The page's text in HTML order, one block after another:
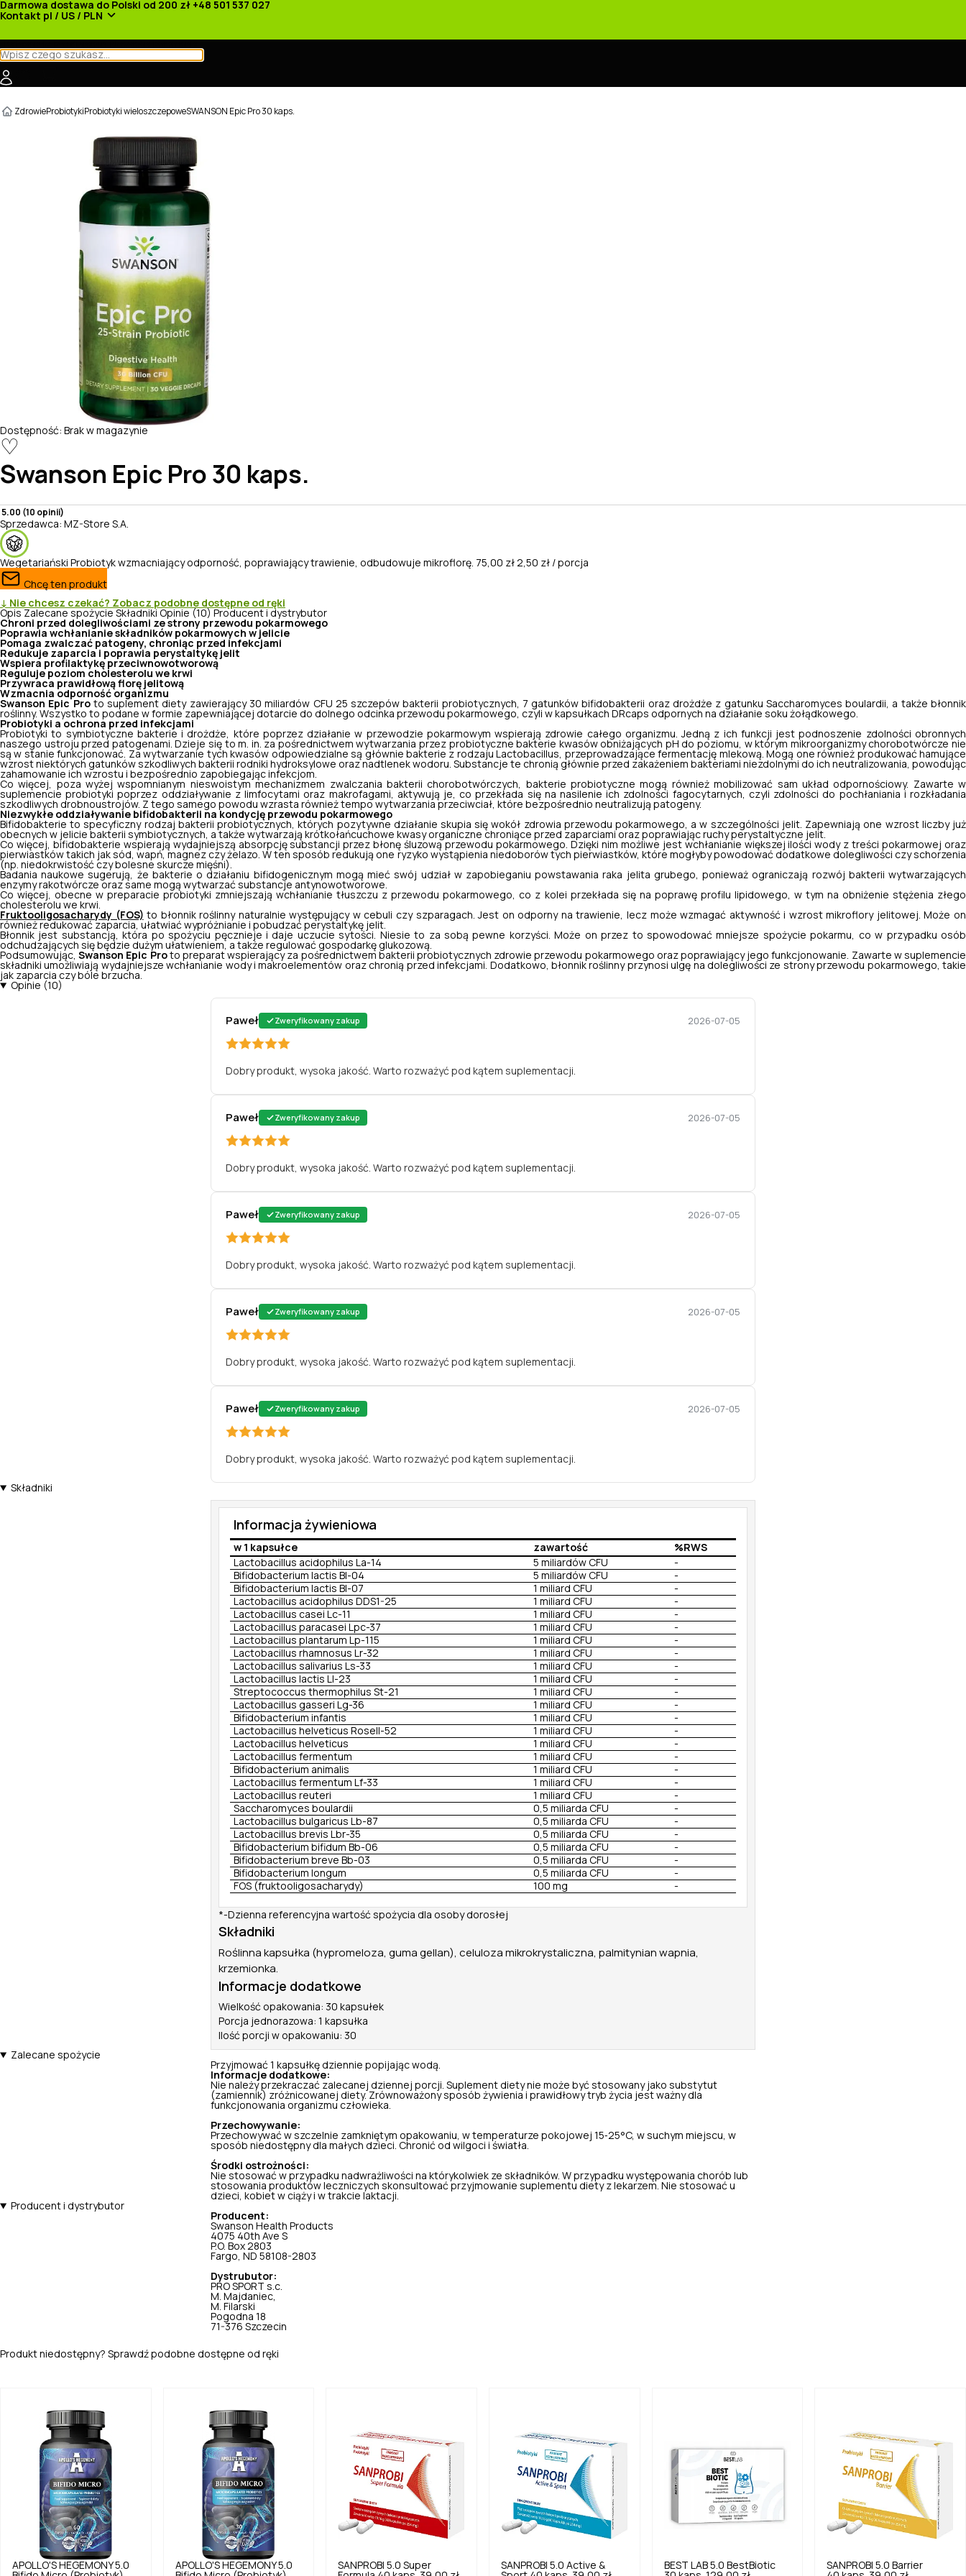
Darmowa dostawa do Polski od 200 zł +48 501 537 027
Kontakt pl / US / PLN
ZdrowieProbiotykiProbiotyki wieloszczepoweSWANSON Epic Pro 30 kaps.
Dostępność: Brak w magazynie
♡
Swanson Epic Pro 30 kaps.
5.00 (10 opinii)
Sprzedawca: MZ-Store S.A.
Wegetariański Probiotyk wzmacniający odporność, poprawiający trawienie, odbudowuje mikroflorę. 75,00 zł 2,50 zł / porcja
Chcę ten produkt
↓ Nie chcesz czekać? Zobacz podobne dostępne od ręki
Opis Zalecane spożycie Składniki Opinie (10) Producent i dystrybutor
Chroni przed dolegliwościami ze strony przewodu pokarmowego
Poprawia wchłanianie składników pokarmowych w jelicie
Pomaga zwalczać patogeny, chroniąc przed infekcjami
Redukuje zaparcia i poprawia perystaltykę jelit
Wspiera profilaktykę przeciwnowotworową
Reguluje poziom cholesterolu we krwi
Przywraca prawidłową florę jelitową
Wzmacnia odporność organizmu
Swanson Epic Proto suplement diety zawierający 30 miliardów CFU 25 szczepów bakterii probiotycznych, 7 gatunków bifidobakterii oraz drożdże z gatunku Saccharomyces boulardii , a także błonnik
roślinny. Wszystko to podane w formie zapewniającej dotarcie do dolnego odcinka przewodu pokarmowego, czyli w kapsułkach DRcaps odpornych na działanie soku żołądkowego.
Probiotyki a ochrona przed infekcjami
Probiotyki to symbiotyczne bakterie i drożdże, które poprzez działanie w przewodzie pokarmowym wspierają zdrowie całego organizmu. Jedną z ich funkcji jest podnoszenie zdolności obronnych
naszego ustroju przed patogenami. Dzieje się to m. in. za pośrednictwem wytwarzania przez probiotyczne bakterie kwasów obniżających pH do poziomu, w którym mikroorganizmy chorobotwórcze nie
są w stanie funkcjonować. Za wytwarzanie tych kwasów odpowiedzialne są głównie bakterie z rodzaju
Lactobacillus , przeprowadzające fermentację mlekową. Mogą one również produkować hamujące
wzrost niektórych gatunków szkodliwych bakterii rodniki hydroksylowe oraz nadtlenek wodoru. Substancje te chronią głównie przed zakażeniem bakteriami niezdolnymi do ich neutralizowania, powodując
zahamowanie ich wzrostu i bezpośrednio zapobiegając infekcjom.
Co więcej, poza wyżej wspomnianym nieswoistym mechanizmem zwalczania bakterii chorobotwórczych, bakterie probiotyczne mogą również mobilizować sam układ odpornościowy. Zawarte w
suplemencie probiotyki poprzez oddziaływanie z limfocytami oraz makrofagami, aktywują je, co przekłada się na nasilenie ich zdolności fagocytarnych, czyli zdolności do pochłaniania i rozkładania
szkodliwych drobnoustrojów. Z tego samego powodu wzrasta również tempo wytwarzania przeciwciał, które bezpośrednio neutralizują patogeny.
Niezwykłe oddziaływanie bifidobakterii na kondycję przewodu pokarmowego
Bifidobakterie to specyficzny rodzaj bakterii probiotycznych, których pozytywne działanie skupia się wokół zdrowia przewodu pokarmowego, a w szczególności jelit. Zapewniają one wzrost liczby już
obecnych w jelicie bakterii symbiotycznych, a także wytwarzają krótkołańcuchowe kwasy organiczne chroniące przed zaparciami oraz poprawiając ruchy perystaltyczne jelit.
Co więcej, bifidobakterie wspierają wydajniejszą absorpcję substancji przez błonę śluzową przewodu pokarmowego. Dzięki nim możliwe jest wchłanianie większej ilości wody z treści pokarmowej oraz
pierwiastków takich jak sód, wapń, magnez czy żelazo. W ten sposób redukują one ryzyko wystąpienia niedoborów tych pierwiastków, które mogłyby powodować dodatkowe dolegliwości czy schorzenia
(np. niedokrwistość czy bolesne skurcze mięśni).
Badania naukowe sugerują, że bakterie o działaniu bifidogenicznym mogą mieć swój udział w zapobieganiu powstawania raka jelita grubego, ponieważ ograniczają rozwój bakterii wytwarzających
enzymy rakotwórcze oraz same mogą wytwarzać substancje antynowotworowe.
Co więcej, obecne w preparacie probiotyki zmniejszają wchłanianie tłuszczu z przewodu pokarmowego, co z kolei przekłada się na poprawę profilu lipidowego, w tym na obniżenie stężenia złego
cholesterolu we krwi.
Fruktooligosacharydy (FOS) to błonnik roślinny naturalnie występujący w cebuli czy szparagach. Jest on odporny na trawienie, lecz może wzmagać aktywność i wzrost mikroflory jelitowej. Może on
również redukować zaparcia, ułatwiać wypróżnianie i pobudzać perystaltykę jelit.
Błonnik jest substancją, która po spożyciu pęcznieje i daje uczucie sytości. Niesie to za sobą pewne korzyści. Może on przez to spowodować mniejsze spożycie pokarmu, co w przypadku osób
odchudzających się będzie dużym ułatwieniem, a także regulować gospodarkę glukozową.
Podsumowując,Swanson Epic Proto preparat wspierający za pośrednictwem bakterii probiotycznych zdrowie przewodu pokarmowego oraz poprawiający jego funkcjonowanie. Zawarte w suplemencie
składniki umożliwiają wydajniejsze wchłanianie wody i makroelementów oraz chronią przed infekcjami. Dodatkowo, błonnik roślinny przynosi ulgę na dolegliwości ze strony przewodu pokarmowego, takie
jak zaparcia czy bóle brzucha.
Opinie (10)
Paweł Zweryfikowany zakup 2026-07-05
Dobry produkt, wysoka jakość. Warto rozważyć pod kątem suplementacji.
Paweł Zweryfikowany zakup 2026-07-05
Dobry produkt, wysoka jakość. Warto rozważyć pod kątem suplementacji.
Paweł Zweryfikowany zakup 2026-07-05
Dobry produkt, wysoka jakość. Warto rozważyć pod kątem suplementacji.
Paweł Zweryfikowany zakup 2026-07-05
Dobry produkt, wysoka jakość. Warto rozważyć pod kątem suplementacji.
Paweł Zweryfikowany zakup 2026-07-05
Dobry produkt, wysoka jakość. Warto rozważyć pod kątem suplementacji.
Składniki
Informacja żywieniowa
w 1 kapsułce zawartość
%RWS
Lactobacillus acidophilus La-14
5 miliardów CFU
-
Bifidobacterium lactis Bl-04
5 miliardów CFU
-
Bifidobacterium lactis BI-07
1 miliard CFU
-
Lactobacillus acidophilus DDS1-25
1 miliard CFU
-
Lactobacillus casei Lc-11
1 miliard CFU
-
Lactobacillus paracasei Lpc-37
1 miliard CFU
-
Lactobacillus plantarum Lp-115
1 miliard CFU
-
Lactobacillus rhamnosus Lr-32
1 miliard CFU
-
Lactobacillus salivarius Ls-33
1 miliard CFU
-
Lactobacillus lactis Ll-23
1 miliard CFU
-
Streptococcus thermophilus St-21
1 miliard CFU
-
Lactobacillus gasseri Lg-36
1 miliard CFU
-
Bifidobacterium infantis
1 miliard CFU
-
Lactobacillus helveticus Rosell-52
1 miliard CFU
-
Lactobacillus helveticus
1 miliard CFU
-
Lactobacillus fermentum
1 miliard CFU
-
Bifidobacterium animalis
1 miliard CFU
-
Lactobacillus fermentum Lf-33
1 miliard CFU
-
Lactobacillus reuteri
1 miliard CFU
-
Saccharomyces boulardii
0,5 miliarda CFU
-
Lactobacillus bulgaricus Lb-87
0,5 miliarda CFU
-
Lactobacillus brevis Lbr-35
0,5 miliarda CFU
-
Bifidobacterium bifidum Bb-06
0,5 miliarda CFU
-
Bifidobacterium breve Bb-03
0,5 miliarda CFU
-
Bifidobacterium longum
0,5 miliarda CFU
-
FOS (fruktooligosacharydy)
100 mg -
*-Dzienna referencyjna wartość spożycia dla osoby dorosłej
Składniki
Roślinna kapsułka (hypromeloza, guma gellan), celuloza mikrokrystaliczna, palmitynian wapnia,
krzemionka.
Informacje dodatkowe
Wielkość opakowania: 30 kapsułek
Porcja jednorazowa: 1 kapsułka
Ilość porcji w opakowaniu: 30
Zalecane spożycie
Przyjmować 1 kapsułkę dziennie popijając wodą.
Informacje dodatkowe:
Nie należy przekraczać zalecanej dziennej porcji. Suplement diety nie może być stosowany jako substytut
(zamiennik) zróżnicowanej diety. Zrównoważony sposób żywienia i prawidłowy tryb życia jest ważny dla
funkcjonowania organizmu człowieka.
Przechowywanie:
Przechowywać w szczelnie zamkniętym opakowaniu, w temperaturze pokojowej 15‑25°C, w suchym miejscu, w
sposób niedostępny dla małych dzieci. Chronić od wilgoci i światła.
Środki ostrożności:
Nie stosować w przypadku nadwrażliwości na którykolwiek ze składników. W przypadku występowania chorób lub
stosowania produktów leczniczych skonsultować przyjmowanie suplementu diety z lekarzem. Nie stosować u
dzieci, kobiet w ciąży i w trakcie laktacji.
Producent i dystrybutor
Producent:
Swanson Health Products
4075 40th Ave S
P.O. Box 2803
Fargo, ND 58108-2803
Dystrubutor:
PRO SPORT s.c.
M. Majdaniec,
M. Filarski
Pogodna 18
71-376 Szczecin
Produkt niedostępny? Sprawdź podobne dostępne od ręki
APOLLO'S HEGEMONY 5.0
APOLLO'S HEGEMONY 5.0
SANPROBI 5.0 Super
SANPROBI 5.0 Active &
BEST LAB 5.0 BestBiotic
SANPROBI 5.0 Barrier